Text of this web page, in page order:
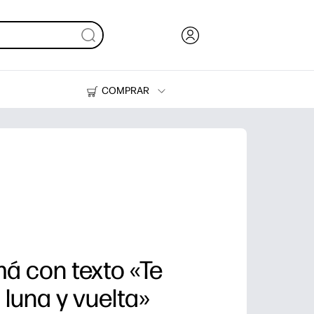
COMPRAR
Impresoras
con texto «Te
y vuelta»